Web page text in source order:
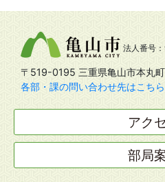
法人番号
〒519-0195 三重県亀山市本丸
各部・課の問い合わせ先はこちら
アク
部局